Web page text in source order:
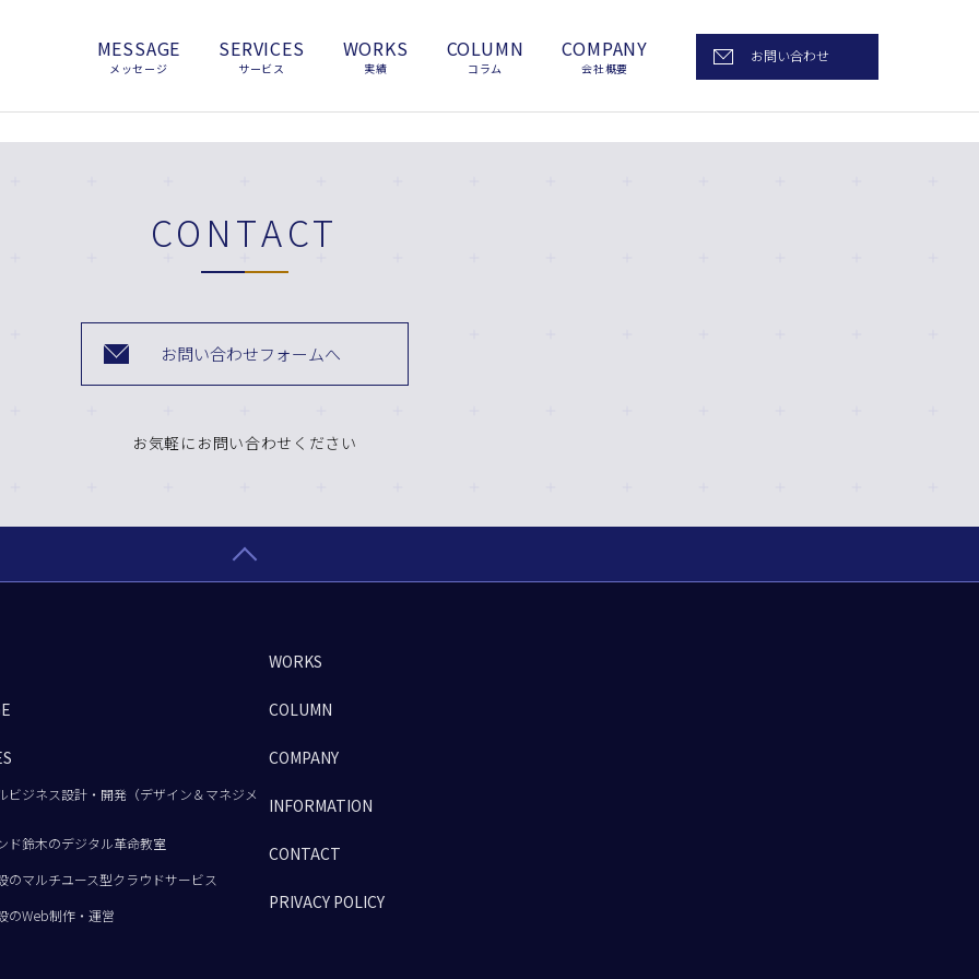
MESSAGE
メッセージ
SERVICES
サービス
WORKS
実績
COLUMN
コラム
COMPANY
会社概要
お問い合わせ
CONTACT
お問い合わせフォームへ
お気軽にお問い合わせください
ビジネス設計・開発（デザイン＆マネジメ
ド鈴木のデジタル革命教室
のマルチユース型クラウドサービス
のWeb制作・運営
WORKS
COLUMN
COMPANY
INFORMATION
CONTACT
PRIVACY POLICY